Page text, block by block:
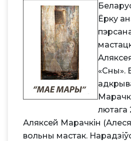
Ёрку
«Сны».
лютага
Аляксей Марачкін
вольны мастак.